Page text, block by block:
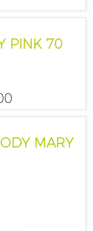
PINK 70
MARY